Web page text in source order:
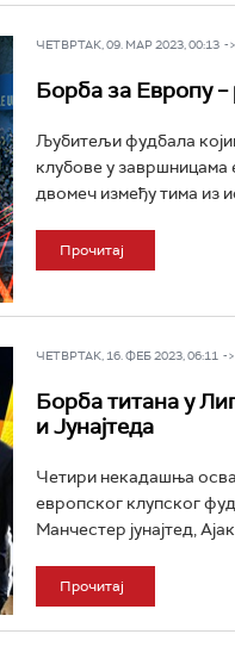
ЧЕТВРТАК, 09. МАР 2023, 00:13 -
Борба за Европу
Љубитељи фудбала
клубове у завршницама
двомеч између тима из
Прочитај
ЧЕТВРТАК, 16. ФЕБ 2023, 06:11 ->
Борба титана у
и Јунајтеда
Четири некадашња
европског клупског
Манчестер јунајтед,
Прочитај